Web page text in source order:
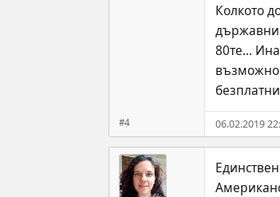
#4
Колкото
държавни
80те...
06.02.2019